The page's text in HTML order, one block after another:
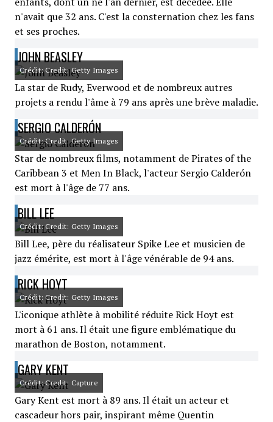
n'avait que 32 ans. C'est la consternation chez les fans
et ses proches.
JOHN BEASLEY
Crédit: Credit: Getty Images
La star de Rudy, Everwood et de nombreux autres
projets a rendu l'âme à 79 ans après une brève maladie.
SERGIO CALDERÓN
Crédit: Credit: Getty Images
Star de nombreux films, notamment de Pirates of the
Caribbean 3 et Men In Black, l'acteur Sergio Calderón
est mort à l'âge de 77 ans.
BILL LEE
Crédit: Credit: Getty Images
Bill Lee, père du réalisateur Spike Lee et musicien de
jazz émérite, est mort à l'âge vénérable de 94 ans.
RICK HOYT
Crédit: Credit: Getty Images
L'iconique athlète à mobilité réduite Rick Hoyt est
mort à 61 ans. Il était une figure emblématique du
marathon de Boston, notamment.
GARY KENT
Crédit: Credit: Capture
Gary Kent est mort à 89 ans. Il était un acteur et
cascadeur hors pair, inspirant même Quentin